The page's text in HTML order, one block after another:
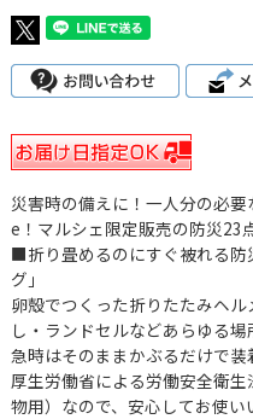
災害時の備えに！一人分の必要
e！マルシェ限定販売の防災23
■折り畳めるのにすぐ被れる防
グ」
卵殻でつくった折りたたみヘ
し・ランドセルなどあらゆる
急時はそのままかぶるだけで装
厚生労働省による労働安全衛
物用）なので、安心してお使い